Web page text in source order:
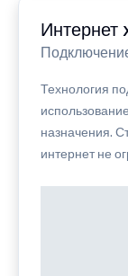
Интернет
Технология
назначения.
интернет не